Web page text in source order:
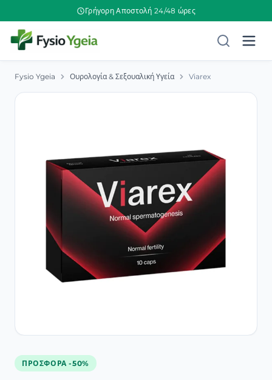
Γρήγορη Αποστολή 24/48 ώρες
Fysio Ygeia Ουρολογία & Σεξουαλική Υγεία Viarex
ΠΡΟΣΦΟΡΆ -50%